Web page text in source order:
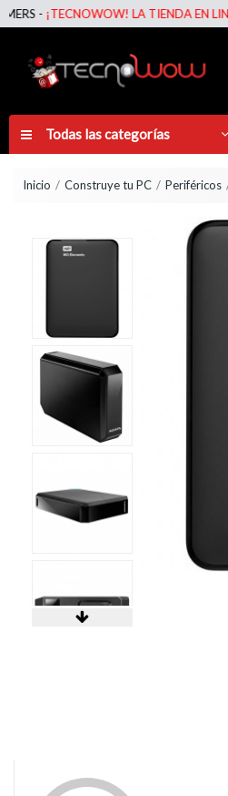
¡TECNOWOW! LA TIENDA EN LINEA
Todas las categorías
Inicio Construye tu PC Periféricos